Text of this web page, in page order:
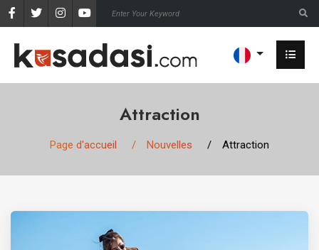
Attraction
Page d'accueil Nouvelles Attraction